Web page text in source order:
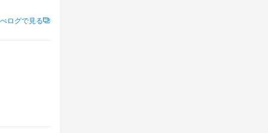
ログで見る